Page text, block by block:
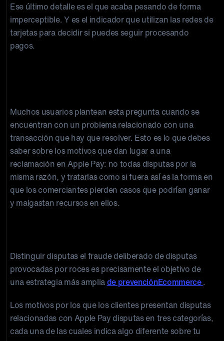
Ese último detalle es el que acaba pesando de forma
imperceptible. Y es el indicador que utilizan las redes de
tarjetas para decidir si puedes seguir procesando
pagos.
Muchos usuarios plantean esta pregunta cuando se
encuentran con un problema relacionado con una
transacción que hay que resolver. Esto es lo que debes
saber sobre los motivos que dan lugar a una
reclamación en Apple Pay: no todas disputas por la
misma razón, y tratarlas como si fuera así es la forma en
que los comerciantes pierden casos que podrían ganar
y malgastan recursos en ellos.
Distinguir disputas el fraude deliberado de disputas
provocadas por roces es precisamente el objetivo de
una estrategia más ampliade prevenciónEcommerce.
Los motivos por los que los clientes presentan disputas
relacionadas con Apple Pay disputas en tres categorías,
cada una de las cuales indica algo diferente sobre tu